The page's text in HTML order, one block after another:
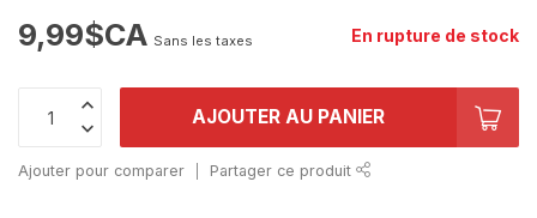
9,99$CA Sans les taxes En rupture de stock
AJOUTER AU PANIER
Ajouter pour comparer Partager ce produit